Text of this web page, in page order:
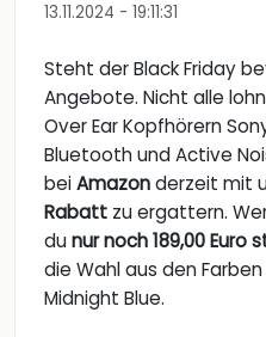
13.11.2024 - 19:11:31
Steht der Black Friday
Angebote. Nicht alle
Over Ear Kopfhörern
Bluetooth und Active
beiAmazonderzeit mit
Rabatt zu ergattern.
dunur noch 189,00 Euro
die Wahl aus den
Midnight Blue.